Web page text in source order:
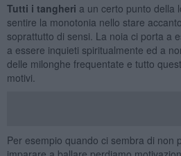
Tutti i tangheri a un certo punto della
sentire la monotonia nello stare
soprattutto di sensi. La noia ci porta a
a essere inquieti spiritualmente ed a
delle milonghe frequentate e tutto
motivi.
Per esempio quando ci sembra di non